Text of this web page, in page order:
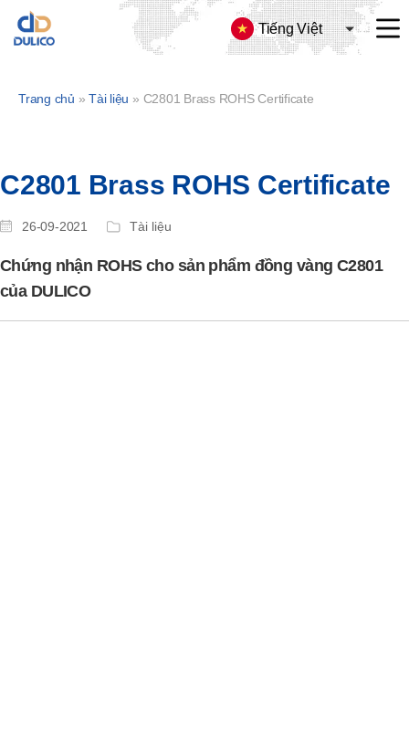
TNHH
Tiếng Việt
Trang chủ »Tài liệu » C2801 Brass ROHS Certificate
C2801 Brass ROHS Certificate
26-09-2021 Tài liệu
Chứng nhận ROHS cho sản phẩm đồng vàng C2801
của DULICO